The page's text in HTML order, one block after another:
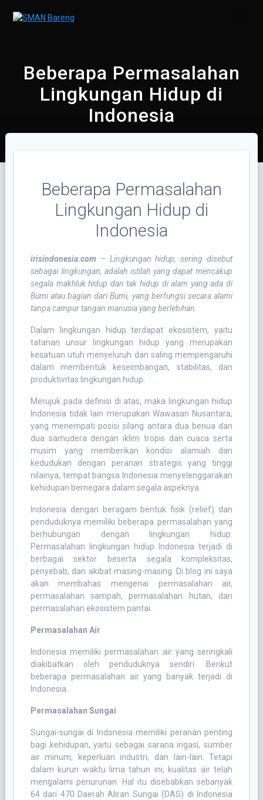
Beberapa Permasalahan
Lingkungan Hidup di
Indonesia
Beberapa Permasalahan
Lingkungan Hidup di
Indonesia
irisindonesia.com – Lingkungan hidup, sering disebut
sebagai lingkungan, adalah istilah yang dapat mencakup
segala makhluk hidup dan tak hidup di alam yang ada di
Bumi atau bagian dari Bumi, yang berfungsi secara alami
tanpa campur tangan manusia yang berlebihan.
Dalam lingkungan hidup terdapat ekosistem, yaitu
tatanan unsur lingkungan hidup yang merupakan
kesatuan utuh menyeluruh dan saling mempengaruhi
dalam membentuk keseimbangan, stabilitas, dan
produktivitas lingkungan hidup.
Merujuk pada definisi di atas, maka lingkungan hidup
Indonesia tidak lain merupakan Wawasan Nusantara,
yang menempati posisi silang antara dua benua dan
dua samudera dengan iklim tropis dan cuaca serta
musim yang memberikan kondisi alamiah dan
kedudukan dengan peranan strategis yang tinggi
nilainya, tempat bangsa Indonesia menyelenggarakan
kehidupan bernegara dalam segala aspeknya.
Indonesia dengan beragam bentuk fisik (relief) dan
penduduknya memiliki beberapa permasalahan yang
berhubungan dengan lingkungan hidup.
Permasalahan lingkungan hidup Indonesia terjadi di
berbagai sektor beserta segala kompleksitas,
penyebab, dan akibat masing-masing. Di blog ini saya
akan membahas mengenai permasalahan air,
permasalahan sampah, permasalahan hutan, dan
permasalahan ekosistem pantai.
Permasalahan Air
Indonesia memiliki permasalahan air yang seringkali
diakibatkan oleh penduduknya sendiri. Berikut
beberapa permasalahan air yang banyak terjadi di
Indonesia.
Permasalahan Sungai
Sungai-sungai di Indonesia memiliki peranan penting
bagi kehidupan, yaitu sebagai sarana irigasi, sumber
air minum, keperluan industri, dan lain-lain. Tetapi
dalam kurun waktu lima tahun ini, kualitas air telah
mengalami penurunan. Hal itu disebabkan sebanyak
64 dari 470 Daerah Aliran Sungai (DAS) di Indonesia